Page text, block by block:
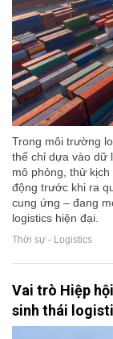
Trong môi trường
thể chỉ dựa vào dữ
mô phỏng, thử
động trước khi ra
cung ứng – đang
logistics hiện đại.
Thời sự - Logistics
Vai trò Hiệp
sinh thái